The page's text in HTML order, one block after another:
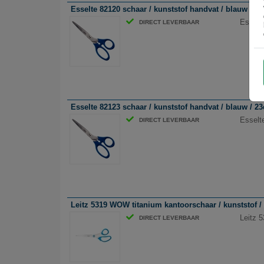
Esselte 82120 schaar / kunststof handvat / blauw /
DIRECT LEVERBAAR
Esselte 82123 schaar / kunststof handvat / blauw /
DIRECT LEVERBAAR
Leitz 5319 WOW titanium kantoorschaar / kunststof
DIRECT LEVERBAAR Leitz